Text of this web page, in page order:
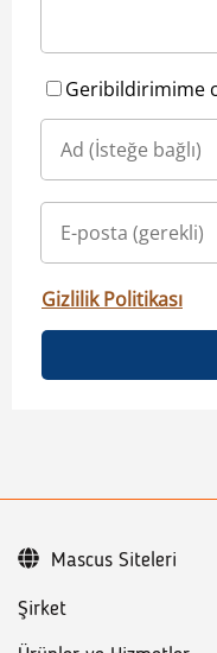
Geribildirimime
Gizlilik Politikası
Şirket
Mascus Siteleri